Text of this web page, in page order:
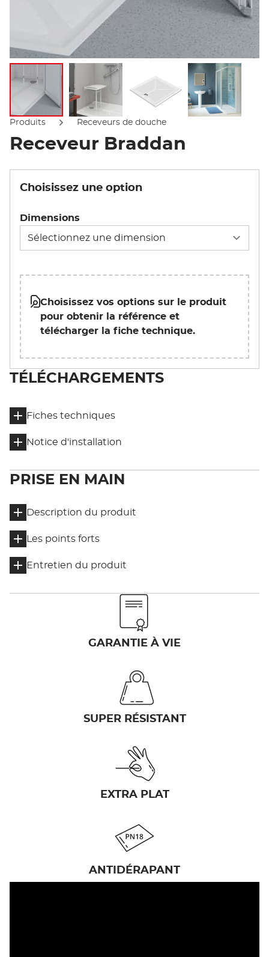
Afficher l'imageAfficher l'imageAfficher l'image
Produits Receveurs de douche
Receveur Braddan
Choisissez une option
Dimensions
Choisissez vos options sur le produit
pour obtenir la référence et
télécharger la fiche technique.
TÉLÉCHARGEMENTS
Fiches techniques
Notice d'installation
PRISE EN MAIN
Description du produit
Les points forts
Entretien du produit
GARANTIE À VIE
SUPER RÉSISTANT
EXTRA PLAT
ANTIDÉRAPANT